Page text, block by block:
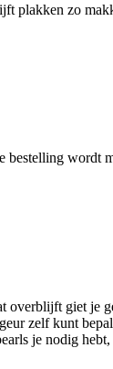
plakken zo
giet je
zelf kunt
je nodig